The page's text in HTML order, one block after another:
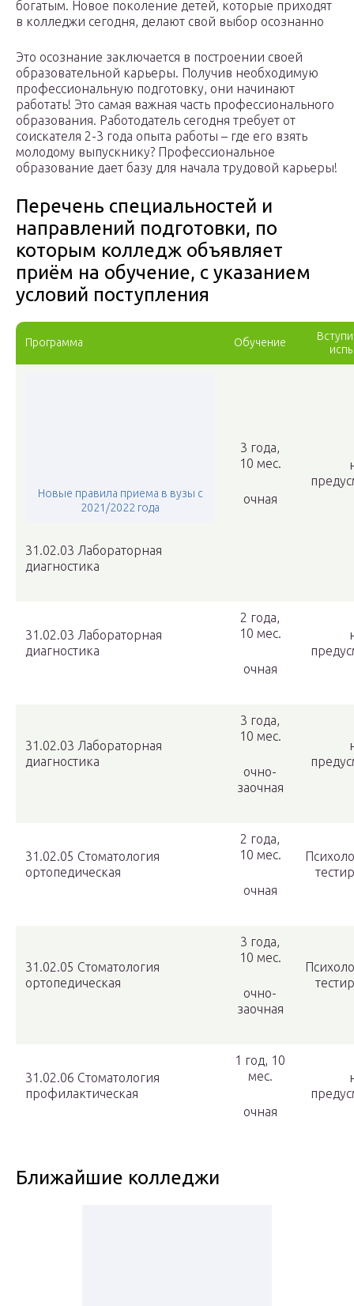
богатым. Новое поколение детей, которые приходят
в колледжи сегодня, делают свой выбор осознанно
Это осознание заключается в построении своей
образовательной карьеры. Получив необходимую
профессиональную подготовку, они начинают
работать! Это самая важная часть профессионального
образования. Работодатель сегодня требует от
соискателя 2-3 года опыта работы – где его взять
молодому выпускнику? Профессиональное
образование дает базу для начала трудовой карьеры!
Перечень специальностей и
направлений подготовки, по
которым колледж объявляет
приём на обучение, с указанием
условий поступления
Программа Обучение
Новые правила приема в вузы с
2021/2022 года
31.02.03 Лабораторная
диагностика
3 года,
10 мес.
очная
31.02.03 Лабораторная
диагностика
2 года,
10 мес.
очная
31.02.03 Лабораторная
диагностика
3 года,
10 мес.
очно-
заочная
31.02.05 Стоматология
ортопедическая
2 года,
10 мес.
очная
31.02.05 Стоматология
ортопедическая
3 года,
10 мес.
очно-
заочная
31.02.06 Стоматология
профилактическая
1 год, 10
мес.
очная
Ближайшие колледжи